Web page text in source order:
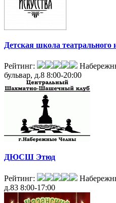
Детская школа театрального
Рейтинг:
бульвар, д.8 8:00-20:00
ДЮСШ Этюд
Рейтинг:
д.83 8:00-17:00